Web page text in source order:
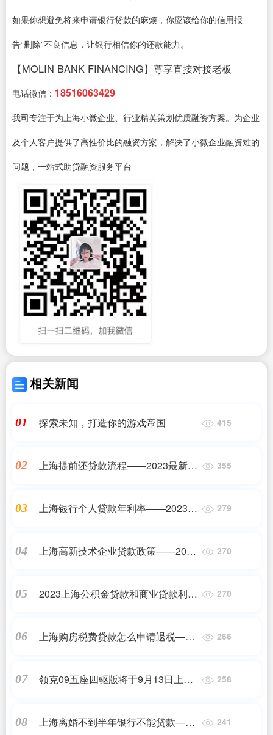
如果你想避免将来申请银行贷款的麻烦，你应该给你的信用报
告“删除”不良信息，让银行相信你的还款能力。
【MOLIN BANK FINANCING】尊享直接对接老板
电话微信： 18516063429
我司专注于为上海小微企业、行业精英策划优质融资方案。为企业
及个人客户提供了高性价比的融资方案，解决了小微企业融资难的
问题，一站式助贷融资服务平台
相关新闻
01 探索未知，打造你的游戏帝国 415
02
上海提前还贷款流程——2023最新更
355
03
上海银行个人贷款年利率——2023最
279
04
上海高新技术企业贷款政策——2023
270
05
2023上海公积金贷款和商业贷款利率
270
06
上海购房税费贷款怎么申请退税——
266
07
领克09五座四驱版将于9月13日上
258
08
上海离婚不到半年银行不能贷款——
241